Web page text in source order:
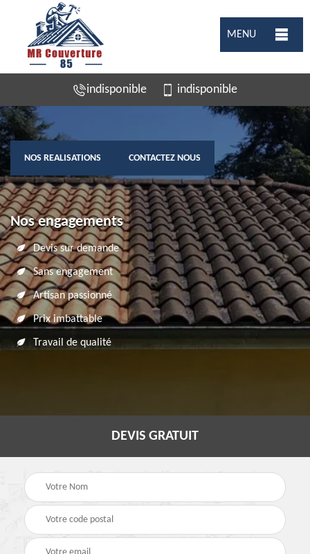
MENU
indisponible indisponible
NOS REALISATIONS CONTACTEZ NOUS
Nos engagements
Devis sur demande
Sans engagement
Artisan passionné
Prix imbattable
Travail de qualité
DEVIS GRATUIT